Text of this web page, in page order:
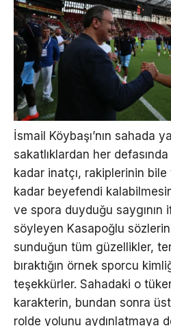
İsmail Köybaşı’nın sahada
sakatlıklardan her
kadar inatçı, rakiplerinin
kadar beyefendi
ve spora duyduğu saygının
söyleyen Kasapoğlu
sunduğun tüm güzellikler,
bıraktığın örnek sporcu
teşekkürler. Sahadaki o
karakterin, bundan sonra
rolde yolunu aydınlatmaya